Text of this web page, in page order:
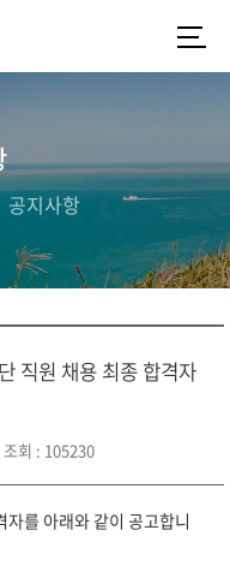
공지사항
직원 채용 최종 합격자
조회 : 105230
를 아래와 같이 공고합니